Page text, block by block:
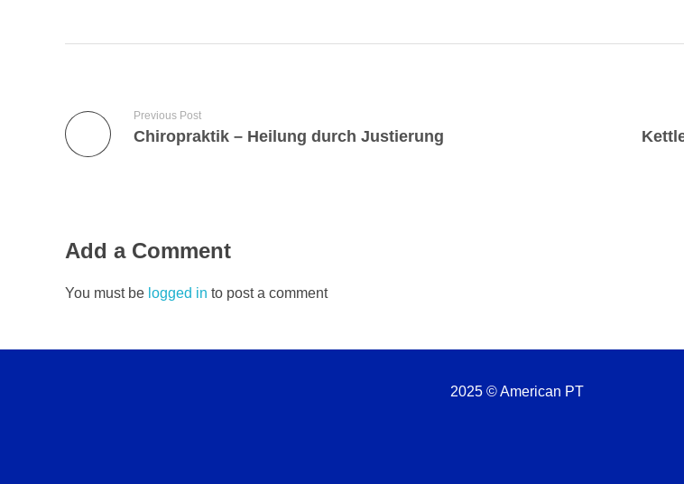
Previous Post
Chiropraktik – Heilung durch Justierung
Add a Comment
You must be logged in to post a comment
2025 © American PT